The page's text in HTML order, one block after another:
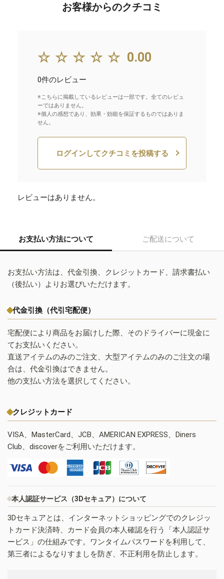
お客様からのクチコミ
☆☆☆☆☆ 0.00
0件のレビュー
※こちらに掲載しているレビューは一部です。全てのレビュ
ーではありません。
※個人の感想であり、効果・効能を保証するものではありま
せん。
ログインしてクチコミを投稿する
レビューはありません。
お支払い方法について ご配送について
お支払い方法は、代金引換、クレジットカード、請求書払い
（後払い）よりお選びいただけます。
代金引換（代引宅配便）
宅配便により商品をお届けした際、そのドライバーに現金に
てお支払いください。
直送アイテムのみのご注文、大型アイテムのみのご注文の場
合は、代金引換はできません。
他の支払い方法を選択してください。
クレジットカード
VISA、MasterCard、JCB、AMERICAN EXPRESS、Diners
Club、discoverをご利用いただけます。
本人認証サービス（3Dセキュア）について
3Dセキュアとは、インターネットショッピングでのクレジッ
トカード決済時、カード会員の本人確認を行う「本人認証サ
ービス」の仕組みです。ワンタイムパスワードを利用して、
第三者によるなりすましを防ぎ、不正利用を防止します。